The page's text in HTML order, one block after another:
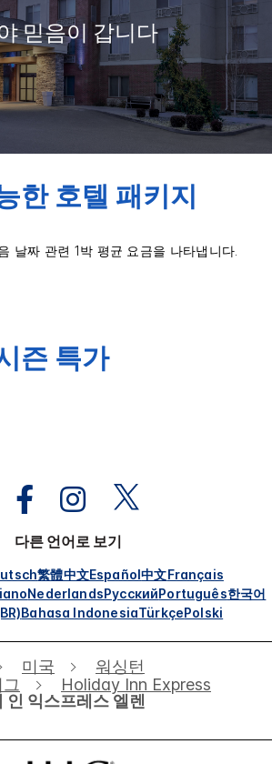
믿음이 갑니다
한 호텔 패키지
날짜 관련 1박 평균 요금을 나타냅니다.
즌 특가
다른 언어로 보기
繁體中文Español中文Français
NederlandsРусскийPortuguês한국어
Bahasa IndonesiaTürkçePolski
미국
워싱턴
Holiday Inn Express
인 익스프레스 엘렌